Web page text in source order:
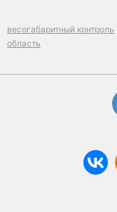
весогабаритный контроль
область